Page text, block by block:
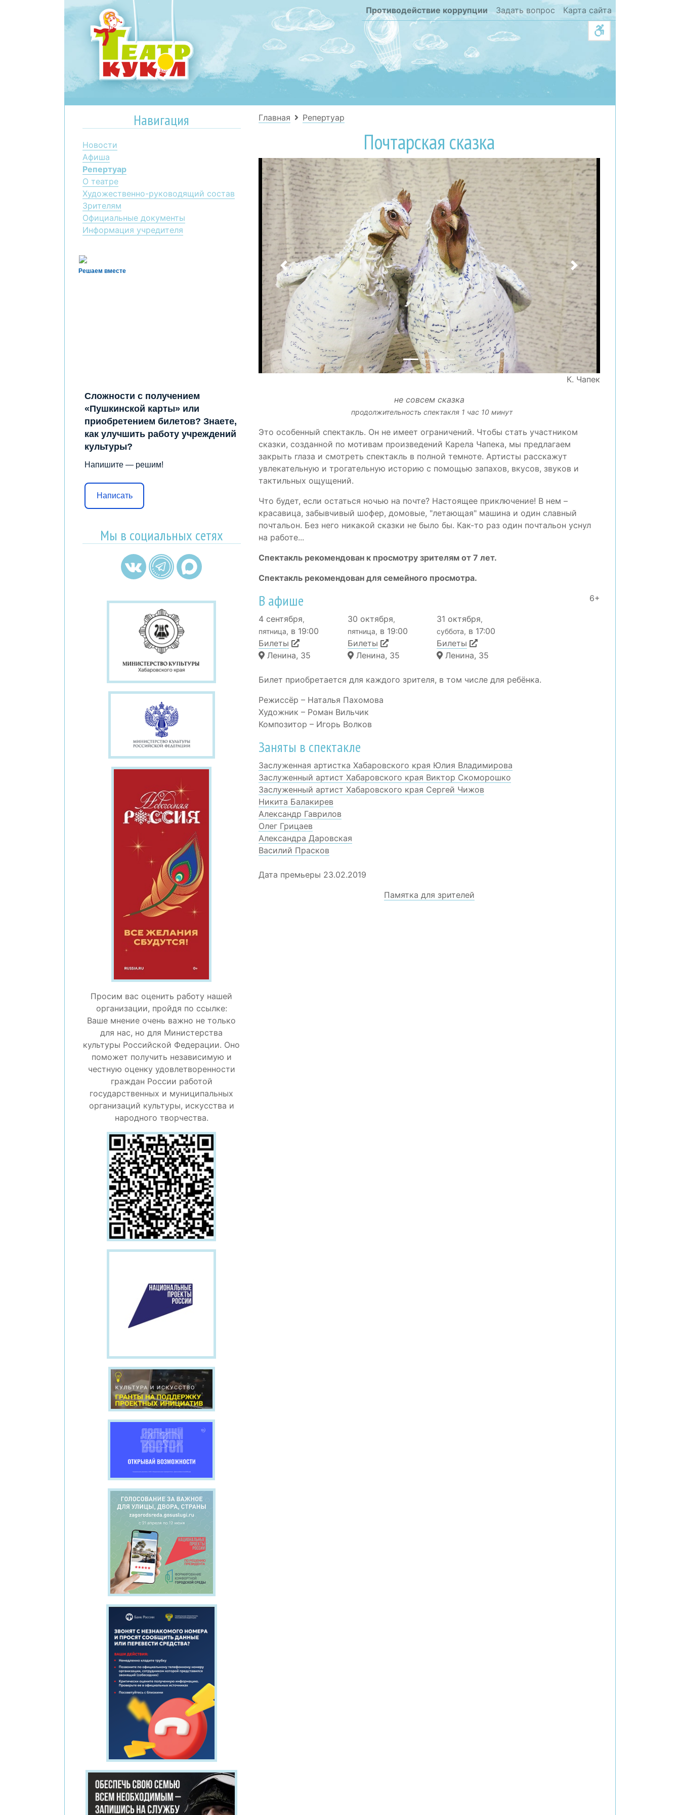
Противодействие коррупции Задать вопрос Карта сайта
Навигация
Новости
Афиша
Репертуар
О театре
Художественно-руководящий состав
Зрителям
Официальные документы
Информация учредителя
Решаем вместе
Сложности с получением
«Пушкинской карты» или
приобретением билетов? Знаете,
как улучшить работу учреждений
культуры?
Напишите — решим!
Написать
Мы в социальных сетях
Просим вас оценить работу нашей
организации, пройдя по ссылке:
Ваше мнение очень важно не только
для нас, но для Министерства
культуры Российской Федерации. Оно
поможет получить независимую и
честную оценку удовлетворенности
граждан России работой
государственных и муниципальных
организаций культуры, искусства и
народного творчества.
Главная Репертуар
Почтарская сказка
Назад Вперед
К. Чапек
не совсем сказка
продолжительность спектакля 1 час 10 минут
Это особенный спектакль. Он не имеет ограничений. Чтобы стать участником
сказки, созданной по мотивам произведений Карела Чапека, мы предлагаем
закрыть глаза и смотреть спектакль в полной темноте. Артисты расскажут
увлекательную и трогательную историю с помощью запахов, вкусов, звуков и
тактильных ощущений.
Что будет, если остаться ночью на почте? Настоящее приключение! В нем –
красавица, забывчивый шофер, домовые, "летающая" машина и один славный
почтальон. Без него никакой сказки не было бы. Как-то раз один почтальон уснул
на работе...
Спектакль рекомендован к просмотру зрителям от 7 лет.
Спектакль рекомендован для семейного просмотра.
6+
В афише
4 сентября,
пятница, в 19:00
Билеты
Ленина, 35
30 октября,
пятница, в 19:00
Билеты
Ленина, 35
31 октября,
суббота, в 17:00
Билеты
Ленина, 35
Билет приобретается для каждого зрителя, в том числе для ребёнка.
Режиссёр – Наталья Пахомова
Художник – Роман Вильчик
Композитор – Игорь Волков
Заняты в спектакле
Заслуженная артистка Хабаровского края Юлия Владимирова
Заслуженный артист Хабаровского края Виктор Скоморошко
Заслуженный артист Хабаровского края Сергей Чижов
Никита Балакирев
Александр Гаврилов
Олег Грицаев
Александра Даровская
Василий Прасков
Дата премьеры 23.02.2019
Памятка для зрителей